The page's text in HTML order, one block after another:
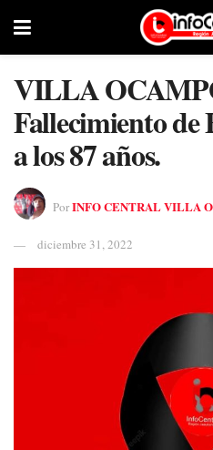
VILLA
Fallecimiento
a los 87 años.
PorINFO CENTRAL VILLA
diciembre 31, 2022